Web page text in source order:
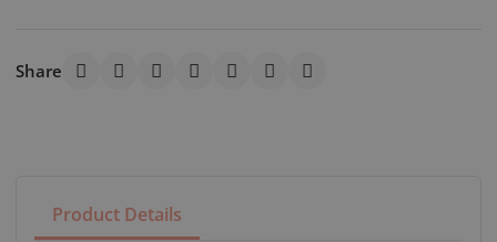
Share
Product Details